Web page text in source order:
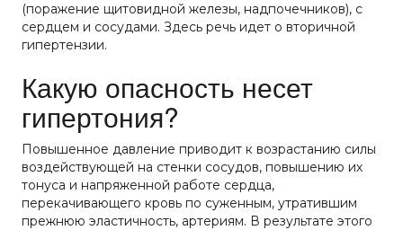
(поражение щитовидной железы, надпочечников), с
сердцем и сосудами. Здесь речь идет о вторичной
гипертензии.
Какую опасность несет
гипертония?
Повышенное давление приводит к возрастанию силы
воздействующей на стенки сосудов, повышению их
тонуса и напряженной работе сердца,
перекачивающего кровь по суженным, утратившим
прежнюю эластичность, артериям. В результате этого